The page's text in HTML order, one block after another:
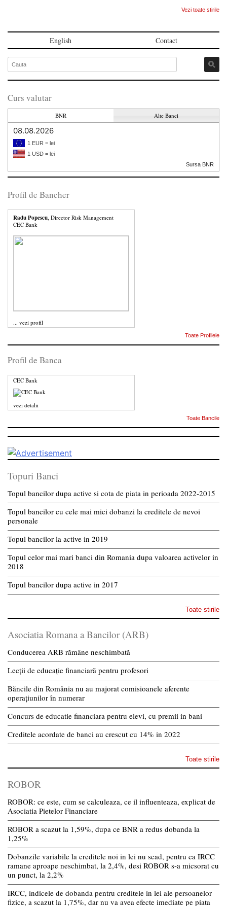
Vezi toate stirile
English Contact
Curs valutar
BNR Alte Banci
08.08.2026
1 EUR = lei
1 USD = lei
Sursa BNR
Profil de Bancher
Radu Popescu, Director Risk Management
CEC Bank
... vezi profil
Toate Profilele
Profil de Banca
CEC Bank
vezi detalii
Toate Bancile
Topuri Banci
Topul bancilor dupa active si cota de piata in perioada 2022-2015
Topul bancilor cu cele mai mici dobanzi la creditele de nevoi
personale
Topul bancilor la active in 2019
Topul celor mai mari banci din Romania dupa valoarea activelor in
2018
Topul bancilor dupa active in 2017
Toate stirile
Asociatia Romana a Bancilor (ARB)
Conducerea ARB rămâne neschimbată
Lecții de educație financiară pentru profesori
Băncile din România nu au majorat comisioanele aferente
operațiunilor în numerar
Concurs de educatie financiara pentru elevi, cu premii in bani
Creditele acordate de banci au crescut cu 14% in 2022
Toate stirile
ROBOR
ROBOR: ce este, cum se calculeaza, ce il influenteaza, explicat de
Asociatia Pietelor Financiare
ROBOR a scazut la 1,59%, dupa ce BNR a redus dobanda la
1,25%
Dobanzile variabile la creditele noi in lei nu scad, pentru ca IRCC
ramane aproape neschimbat, la 2,4%, desi ROBOR s-a micsorat cu
un punct, la 2,2%
IRCC, indicele de dobanda pentru creditele in lei ale persoanelor
fizice, a scazut la 1,75%, dar nu va avea efecte imediate pe piata